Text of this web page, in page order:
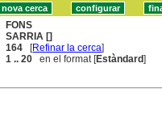
FONS
SARRIA []
164 [Refinar la cerca]
1 .. 20 en el format [Estàndard]